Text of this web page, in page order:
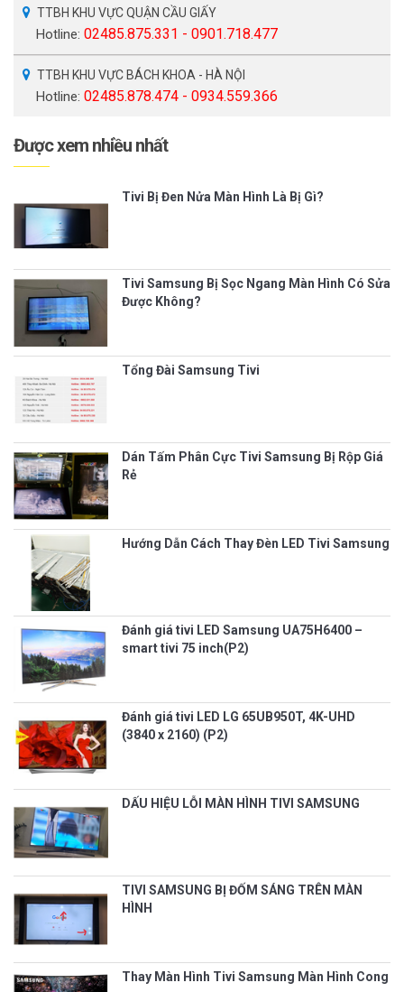
TTBH KHU VỰC QUẬN CẦU GIẤY
Hotline: 02485.875.331 - 0901.718.477
TTBH KHU VỰC BÁCH KHOA - HÀ NỘI
Hotline: 02485.878.474 - 0934.559.366
Được xem nhiều nhất
Tivi Bị Đen Nửa Màn Hình Là Bị Gì?
Tivi Samsung Bị Sọc Ngang Màn Hình Có Sửa
Được Không?
Tổng Đài Samsung Tivi
Dán Tấm Phân Cực Tivi Samsung Bị Rộp Giá
Rẻ
Hướng Dẫn Cách Thay Đèn LED Tivi Samsung
Đánh giá tivi LED Samsung UA75H6400 –
smart tivi 75 inch(P2)
Đánh giá tivi LED LG 65UB950T, 4K-UHD
(3840 x 2160) (P2)
DẤU HIỆU LỖI MÀN HÌNH TIVI SAMSUNG
TIVI SAMSUNG BỊ ĐỐM SÁNG TRÊN MÀN
HÌNH
Thay Màn Hình Tivi Samsung Màn Hình Cong